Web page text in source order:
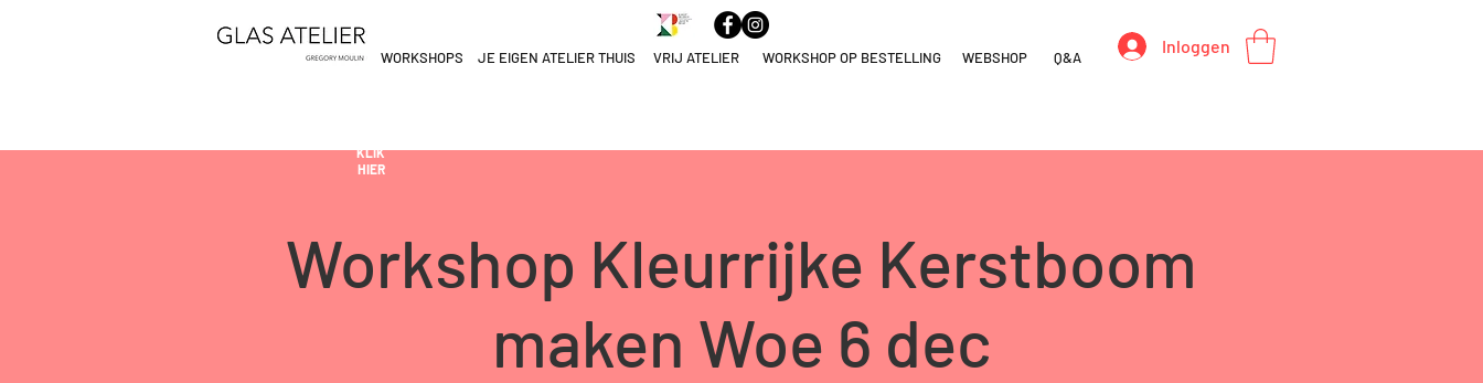
WORKSHOPS JE EIGEN ATELIER THUIS VRIJ ATELIER WORKSHOP OP BESTELLING WEBSHOP Q&A
Inloggen
KLIK
HIER
Workshop Kleurrijke Kerstboom
maken Woe 6 dec